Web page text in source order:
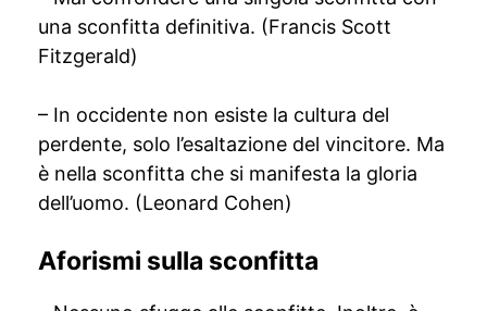
una sconfitta definitiva. (Francis Scott
Fitzgerald)
– In occidente non esiste la cultura del
perdente, solo l’esaltazione del vincitore. Ma
è nella sconfitta che si manifesta la gloria
dell’uomo. (Leonard Cohen)
Aforismi sulla sconfitta